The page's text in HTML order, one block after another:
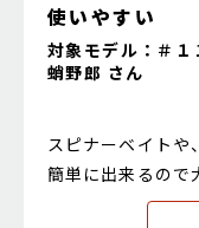
使いやすい
対象モデル：＃１
蛸野郎 さん
スピナーベイトや
簡単に出来るので